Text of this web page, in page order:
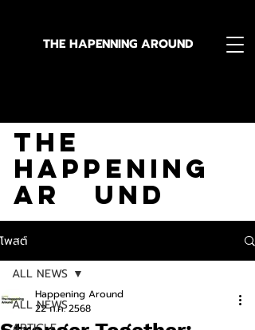
THE HAPENNING AROUND
The
Happening
Ar und
โพสต์
ALL NEWS
ALL NEWS
Happening Around
22 ก.ค. 2568